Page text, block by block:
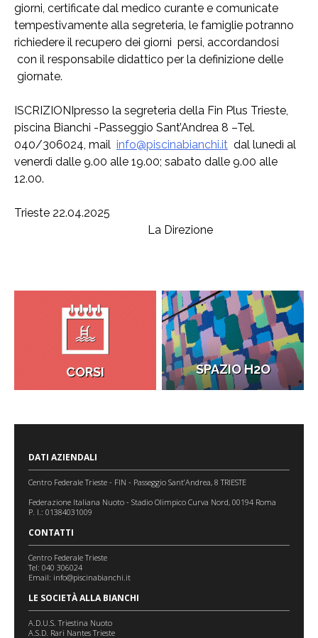
giorni, certificate dal medico curante e comunicate
tempestivamente alla segreteria, le famiglie potranno
richiedere il recupero dei giorni persi, accordandosi
con il responsabile didattico per la definizione delle
giornate.
ISCRIZIONIpresso la segreteria della Fin Plus Trieste,
piscina Bianchi -Passeggio Sant’Andrea 8 –Tel.
040/306024, mail info@piscinabianchi.it dal lunedì al
venerdì dalle 9.00 alle 19.00; sabato dalle 9.00 alle
12.00.
Trieste 22.04.2025
La Direzione
CORSI SPAZIO H2O
DATI AZIENDALI
Centro Federale Trieste - FIN - Passeggio Sant’Andrea, 8 TRIESTE
Federazione Italiana Nuoto - Stadio Olimpico Curva Nord, 00194 Roma
P. I.: 01384031009
CONTATTI
Centro Federale Trieste
Tel: 040 306024
Email: info@piscinabianchi.it
LE SOCIETÀ ALLA BIANCHI
A.D.U.S. Triestina Nuoto
A.S.D. Rari Nantes Trieste